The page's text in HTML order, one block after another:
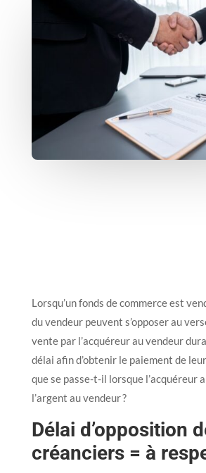
Lorsqu’un fonds de commerce est
du vendeur peuvent s’opposer au
vente par l’acquéreur au vendeur
délai afin d’obtenir le paiement de
que se passe-t-il lorsque l’acquéreur
l’argent au vendeur ?
Délai d’opposition
créanciers = à